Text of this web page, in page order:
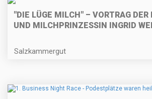
"DIE LÜGE MILCH" – VORTRAG DER
UND MILCHPRINZESSIN INGRID
Salzkammergut